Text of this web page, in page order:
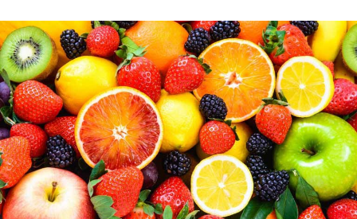
X115 ®-
SCOPRI COME FUNZIONA